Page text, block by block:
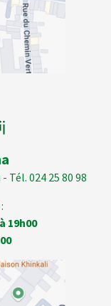
Tél. 024 25 80 98
19h00